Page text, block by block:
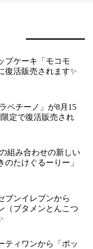
プケーキ「モコモ
復活販売されます✨
ペチーノ」が8月15
定で復活販売され
組み合わせの新しい
のたけぐるーりー」
ブンイレブンから
（ブタメンとんこつ
ティワンから「ポッ